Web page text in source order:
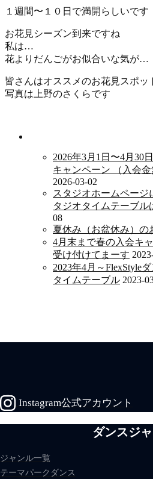
１週間〜１０日で満開らしいです
お花見シーズン到来ですね
私は…
花よりだんごがお似合いな気が…
皆さんはオススメのお花見スポッ
写真は上野のさくらです
2026年3月1日〜4月30
キャンペーン （入会金
2026-03-02
スタジオホームページ
タジオタイムテーブル
08
夏休み（お盆休み）の
4月末まで春の入会キ
受け付けてまーす
2023年4月～FlexStyle
タイムテーブル 2023-
Instagram公式アカウント
ダンスジ
ジャンル一覧
テーマパークダンス